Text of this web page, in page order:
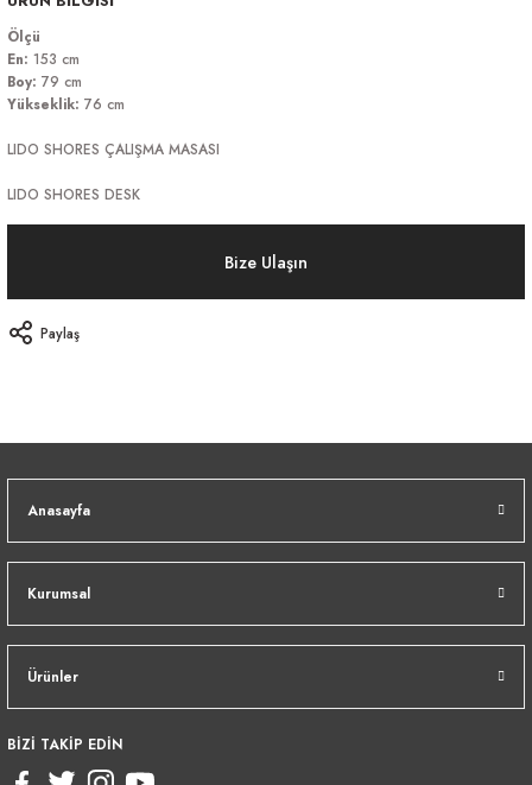
Ölçü
En: 153 cm
Boy: 79 cm
Yükseklik: 76 cm
LIDO SHORES ÇALIŞMA MASASI
LIDO SHORES DESK
Bize Ulaşın
Paylaş
Anasayfa
Kurumsal
Ürünler
BİZİ TAKİP EDİN